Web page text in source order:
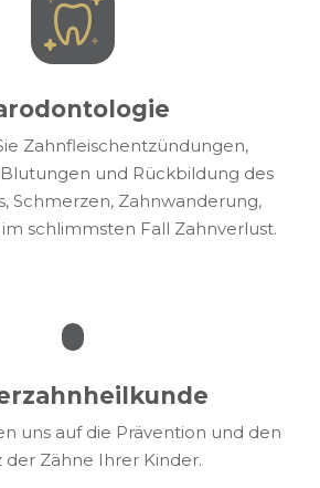
Zahnfleischentzündungen,
und Rückbildung des
Schmerzen, Zahnwanderung,
schlimmsten Fall Zahnverlust.
uns auf die Prävention und den
der Zähne Ihrer Kinder.